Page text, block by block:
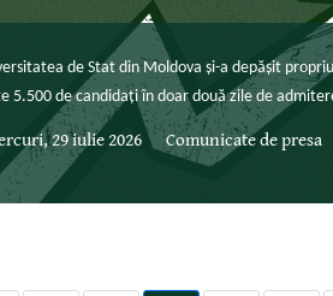
de Stat din Moldova și-a depășit
5.500 de candidați în doar două zile de
29 iulie 2026 Comunicate de presa